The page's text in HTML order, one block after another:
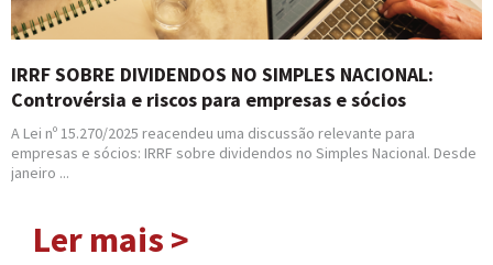
IRRF SOBRE DIVIDENDOS NO SIMPLES NACIONAL:
Controvérsia e riscos para empresas e sócios
A Lei nº 15.270/2025 reacendeu uma discussão relevante para
empresas e sócios: IRRF sobre dividendos no Simples Nacional. Desde
janeiro ...
Ler mais >